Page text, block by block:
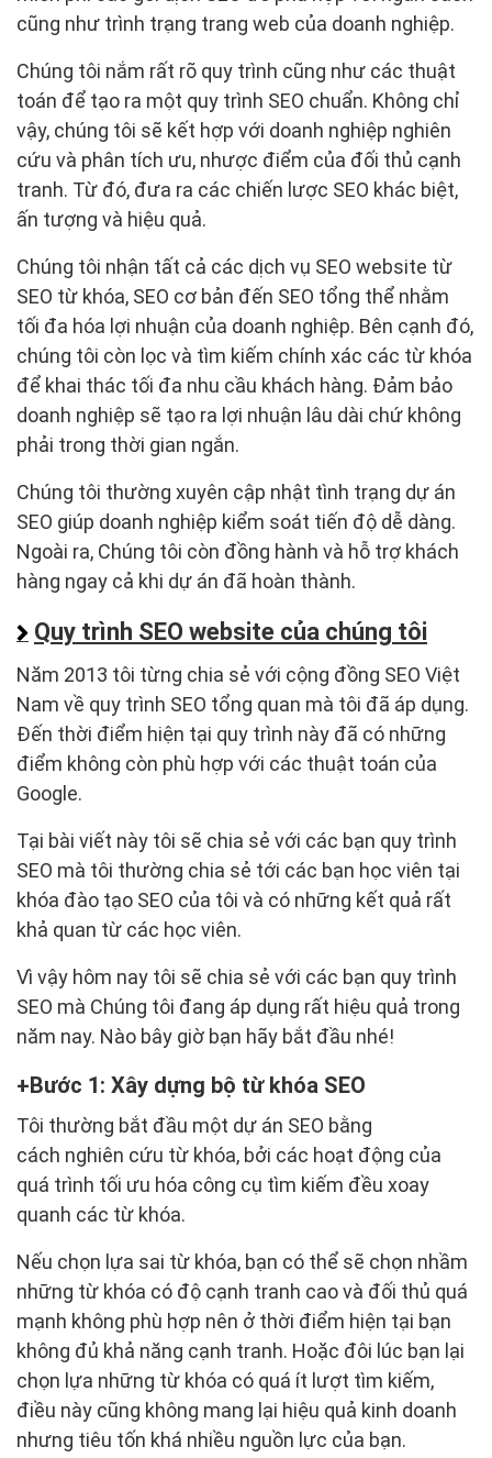
cũng như trình trạng trang web của doanh nghiệp.
Chúng tôi nắm rất rõ quy trình cũng như các thuật
toán để tạo ra một quy trình SEO chuẩn. Không chỉ
vậy, chúng tôi sẽ kết hợp với doanh nghiệp nghiên
cứu và phân tích ưu, nhược điểm của đối thủ cạnh
tranh. Từ đó, đưa ra các chiến lược SEO khác biệt,
ấn tượng và hiệu quả.
Chúng tôi nhận tất cả các dịch vụ SEO website từ
SEO từ khóa, SEO cơ bản đến SEO tổng thể nhằm
tối đa hóa lợi nhuận của doanh nghiệp. Bên cạnh đó,
chúng tôi còn lọc và tìm kiếm chính xác các từ khóa
để khai thác tối đa nhu cầu khách hàng. Đảm bảo
doanh nghiệp sẽ tạo ra lợi nhuận lâu dài chứ không
phải trong thời gian ngắn.
Chúng tôi thường xuyên cập nhật tình trạng dự án
SEO giúp doanh nghiệp kiểm soát tiến độ dễ dàng.
Ngoài ra, Chúng tôi còn đồng hành và hỗ trợ khách
hàng ngay cả khi dự án đã hoàn thành.
Quy trình SEO website của chúng tôi
Năm 2013 tôi từng chia sẻ với cộng đồng SEO Việt
Nam về quy trình SEO tổng quan mà tôi đã áp dụng.
Đến thời điểm hiện tại quy trình này đã có những
điểm không còn phù hợp với các thuật toán của
Google.
Tại bài viết này tôi sẽ chia sẻ với các bạn quy trình
SEO mà tôi thường chia sẻ tới các bạn học viên tại
khóa đào tạo SEO của tôi và có những kết quả rất
khả quan từ các học viên.
Vì vậy hôm nay tôi sẽ chia sẻ với các bạn quy trình
SEO mà Chúng tôi đang áp dụng rất hiệu quả trong
năm nay. Nào bây giờ bạn hãy bắt đầu nhé!
Bước 1: Xây dựng bộ từ khóa SEO
Tôi thường bắt đầu một dự án SEO bằng
cách nghiên cứu từ khóa, bởi các hoạt động của
quá trình tối ưu hóa công cụ tìm kiếm đều xoay
quanh các từ khóa.
Nếu chọn lựa sai từ khóa, bạn có thể sẽ chọn nhầm
những từ khóa có độ cạnh tranh cao và đối thủ quá
mạnh không phù hợp nên ở thời điểm hiện tại bạn
không đủ khả năng cạnh tranh. Hoặc đôi lúc bạn lại
chọn lựa những từ khóa có quá ít lượt tìm kiếm,
điều này cũng không mang lại hiệu quả kinh doanh
nhưng tiêu tốn khá nhiều nguồn lực của bạn.